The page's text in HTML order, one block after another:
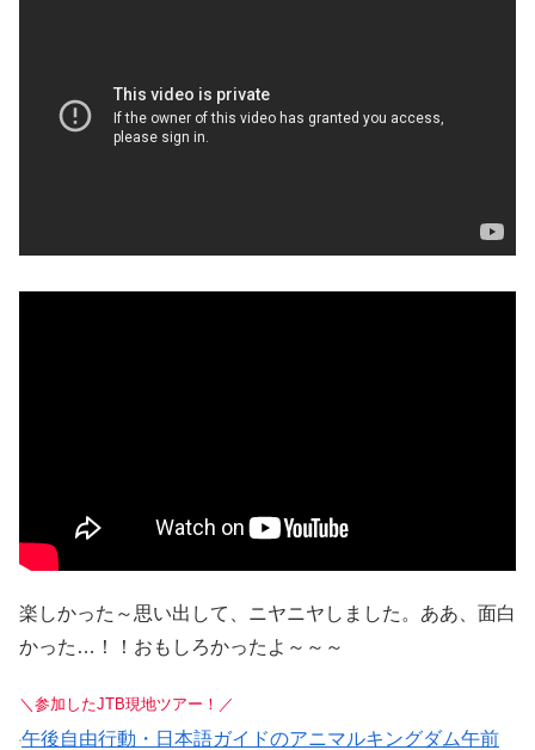
楽しかった～思い出して、ニヤニヤしました。ああ、面白
かった…！！おもしろかったよ～～～
＼参加したJTB現地ツアー！／
午後自由行動・日本語ガイドのアニマルキングダム午前